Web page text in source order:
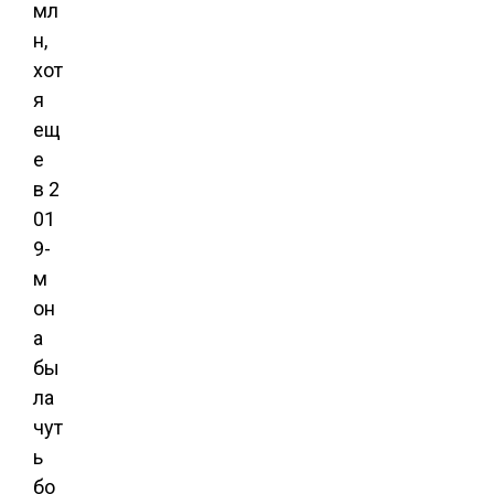
мл
н,
хот
я
ещ
е
в 2
01
9-
м
он
а
бы
ла
чут
ь
бо